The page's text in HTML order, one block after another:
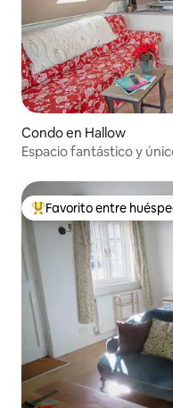
Condo en Hallow
Espacio fantástico y
Favorito entre
Favorito entre